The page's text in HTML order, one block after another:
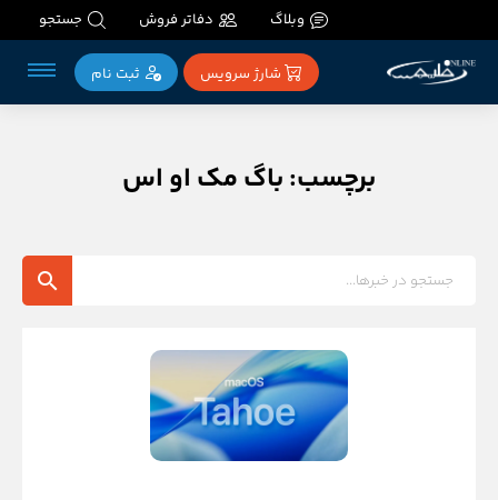
وبلاگ دفاتر فروش جستجو
شارژ سرویس ثبت‌ نام
برچسب: باگ مک او اس